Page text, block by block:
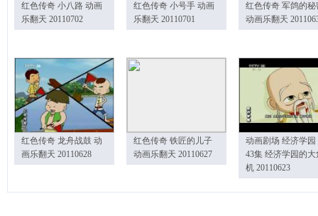
红色传奇 小八路 动画
乐翻天 20110702
红色传奇 小号手 动画
乐翻天 20110701
红色传奇 军鸽的秘
动画乐翻天
红色传奇 龙舟战鼓 动
画乐翻天 20110628
红色传奇 铁匠的儿子
动画乐翻天 20110627
动画剧场 经济学园
43集 经济学园的大
机 20110623